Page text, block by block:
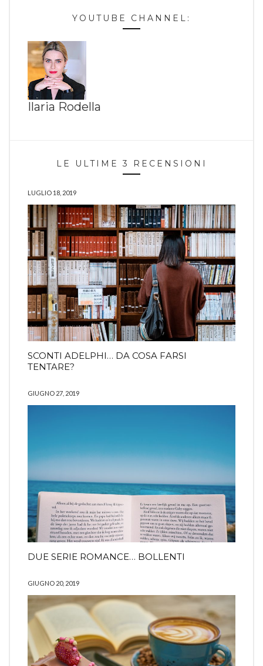
YOUTUBE CHANNEL:
Ilaria Rodella
LE ULTIME 3 RECENSIONI
LUGLIO 18, 2019
SCONTI ADELPHI… DA COSA FARSI
TENTARE?
GIUGNO 27, 2019
DUE SERIE ROMANCE… BOLLENTI
GIUGNO 20, 2019